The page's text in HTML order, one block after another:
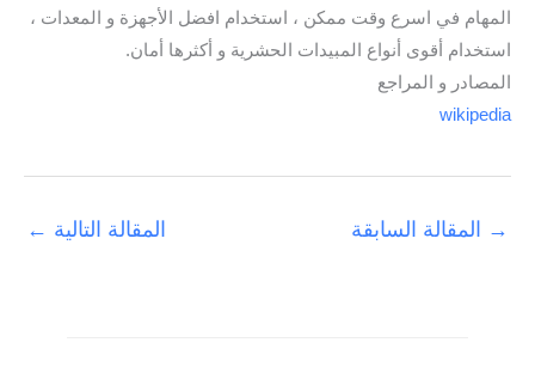
المهام في اسرع وقت ممكن ، استخدام افضل الأجهزة و المعدات ،
استخدام أقوى أنواع المبيدات الحشرية و أكثرها أمان.
المصادر و المراجع
wikipedia
→ المقالة السابقة المقالة التالية ←